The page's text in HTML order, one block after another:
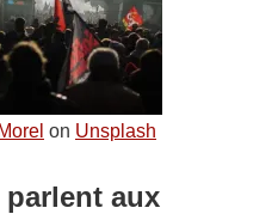
on Unsplash
aux